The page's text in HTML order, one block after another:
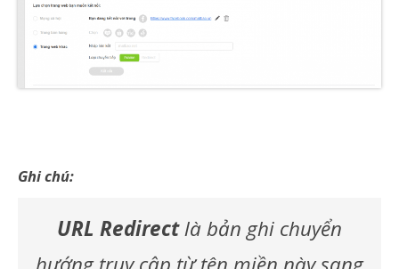
Ghi chú:
URL Redirectlà bản ghi chuyển